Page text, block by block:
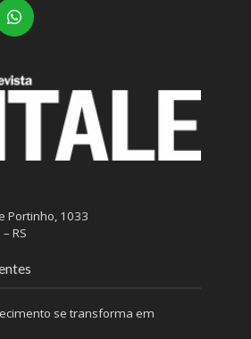
Portinho, 1033
RS
se transforma em